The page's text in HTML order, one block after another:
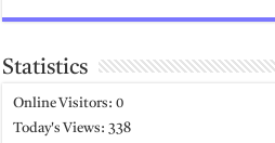
Statistics
Online Visitors:0
Today's Views: 338